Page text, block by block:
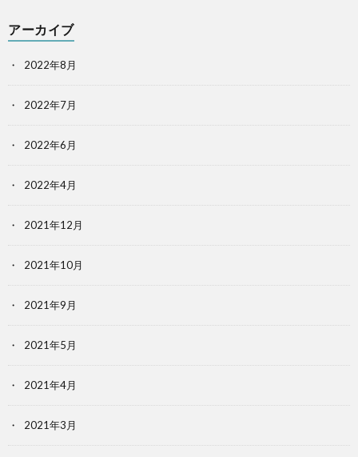
アーカイブ
2022年8月
2022年7月
2022年6月
2022年4月
2021年12月
2021年10月
2021年9月
2021年5月
2021年4月
2021年3月